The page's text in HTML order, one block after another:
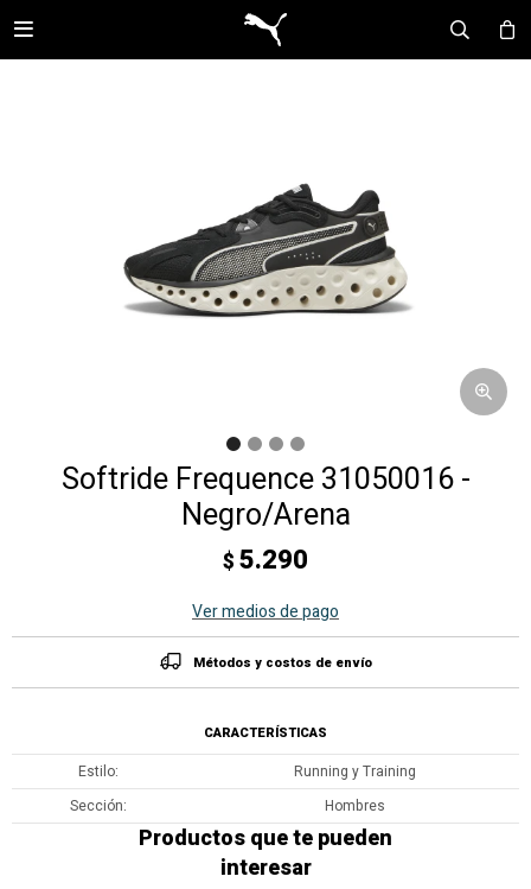

Softride Frequence 31050016 -
Negro/Arena
$ 5.290
Ver medios de pago
Métodos y costos de envío
CARACTERÍSTICAS
Estilo
Running y Training
Sección
Hombres
Productos que te pueden
interesar